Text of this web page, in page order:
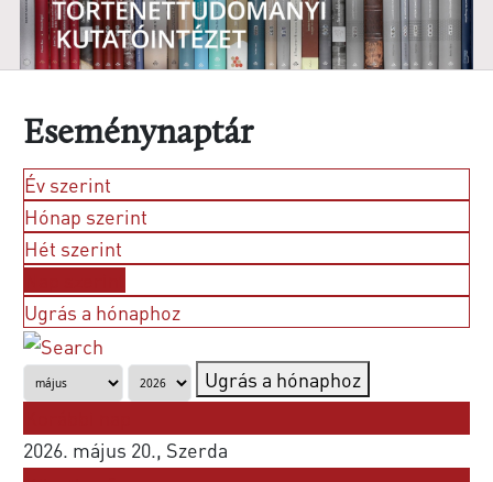
Eseménynaptár
Év szerint
Hónap szerint
Hét szerint
Ugrás a hónaphoz
Ugrás a hónaphoz
2026. május 20., Szerda